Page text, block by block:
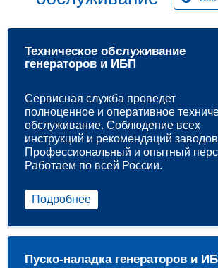
Техническое обслуживание
генераторов и ИБП
Сервисная служба проведет
полноценное и оперативное
обслуживание. Соблюдение всех
инструкций и рекомендаций
Профессиональный и опытный
Работаем по всей России.
Подробнее
Пуско-наладка генераторов и